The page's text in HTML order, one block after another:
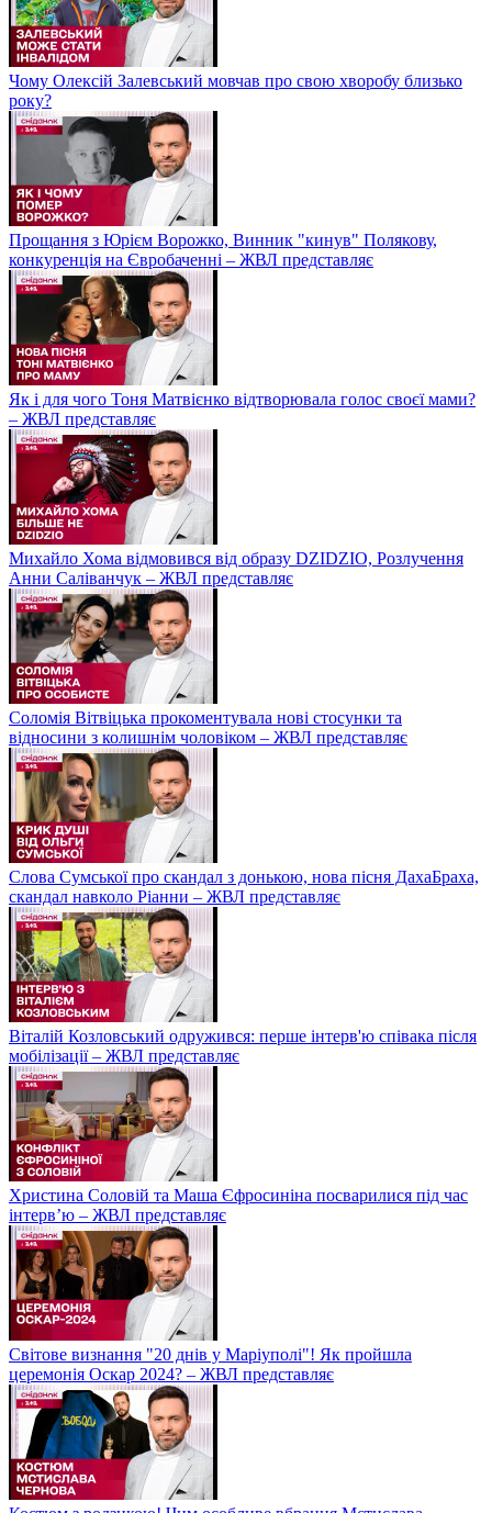
Чому Олексій Залевський мовчав про свою хворобу близько
року?
Прощання з Юрієм Ворожко, Винник "кинув" Полякову,
конкуренція на Євробаченні – ЖВЛ представляє
Як і для чого Тоня Матвієнко відтворювала голос своєї мами?
– ЖВЛ представляє
Михайло Хома відмовився від образу DZIDZIO, Розлучення
Анни Саліванчук – ЖВЛ представляє
Соломія Вітвіцька прокоментувала нові стосунки та
відносини з колишнім чоловіком – ЖВЛ представляє
Слова Сумської про скандал з донькою, нова пісня ДахаБраха,
скандал навколо Ріанни – ЖВЛ представляє
Віталій Козловський одружився: перше інтерв'ю співака після
мобілізації – ЖВЛ представляє
Христина Соловій та Маша Єфросиніна посварилися під час
інтерв’ю – ЖВЛ представляє
Світове визнання "20 днів у Маріуполі"! Як пройшла
церемонія Оскар 2024? – ЖВЛ представляє